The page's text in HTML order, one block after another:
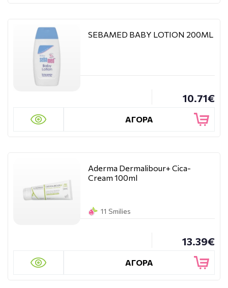
SEBAMED BABY LOTION 200ML
10.71€
ΑΓΟΡΑ
Aderma Dermalibour+ Cica-
Cream 100ml
11 Smilies
13.39€
ΑΓΟΡΑ